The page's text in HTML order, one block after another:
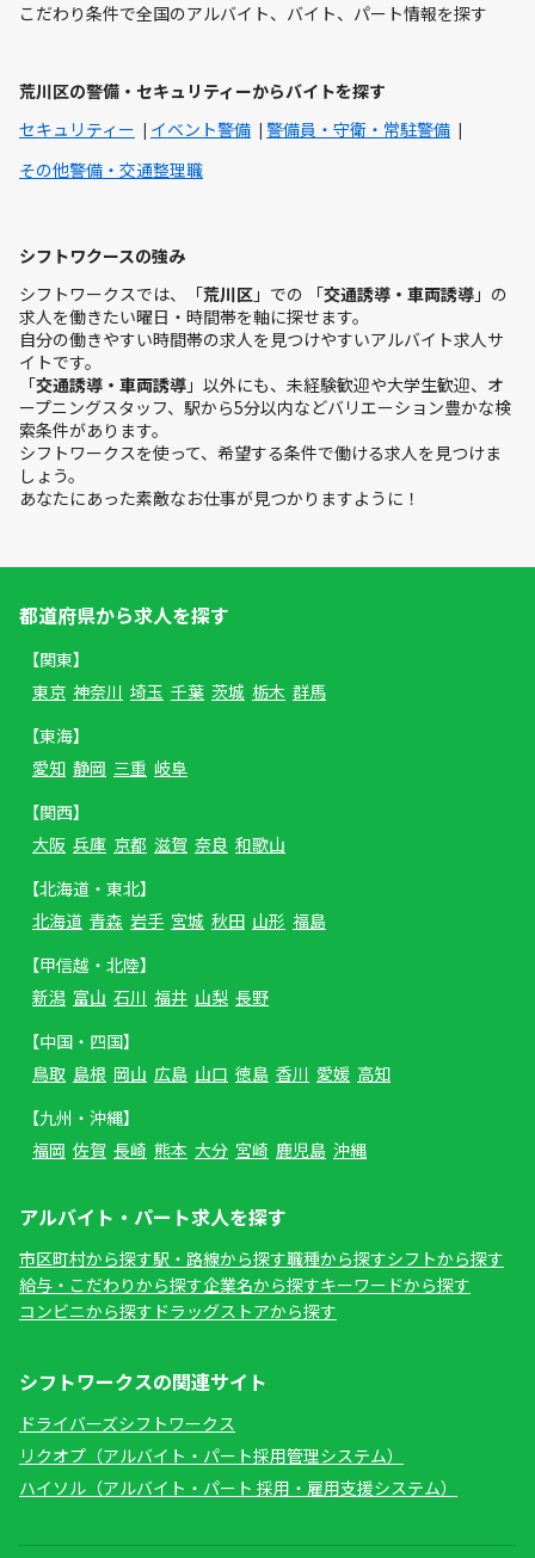
こだわり条件で全国のアルバイト、バイト、パート情報を探す
荒川区の警備・セキュリティーからバイトを探す
セキュリティー
イベント警備
警備員・守衛・常駐警備
その他警備・交通整理職
シフトワクースの強み
シフトワークスでは、「荒川区 」での 「交通誘導・車両誘導 」の
求人を働きたい曜日・時間帯を軸に探せます。
自分の働きやすい時間帯の求人を見つけやすいアルバイト求人サ
イトです。
「交通誘導・車両誘導 」以外にも、未経験歓迎や大学生歓迎、オ
ープニングスタッフ、駅から5分以内などバリエーション豊かな検
索条件があります。
シフトワークスを使って、希望する条件で働ける求人を見つけま
しょう。
あなたにあった素敵なお仕事が見つかりますように！
都道府県から求人を探す
【関東】
東京 神奈川 埼玉 千葉 茨城 栃木 群馬
【東海】
愛知 静岡 三重 岐阜
【関西】
大阪 兵庫 京都 滋賀 奈良 和歌山
【北海道・東北】
北海道 青森 岩手 宮城 秋田 山形 福島
【甲信越・北陸】
新潟 富山 石川 福井 山梨 長野
【中国・四国】
鳥取 島根 岡山 広島 山口 徳島 香川 愛媛 高知
【九州・沖縄】
福岡 佐賀 長崎 熊本 大分 宮崎 鹿児島 沖縄
アルバイト・パート求人を探す
市区町村から探す駅・路線から探す職種から探すシフトから探す
給与・こだわりから探す企業名から探すキーワードから探す
コンビニから探す ドラッグストアから探す
シフトワークスの関連サイト
ドライバーズシフトワークス
リクオプ（アルバイト・パート採用管理システム）
ハイソル（アルバイト・パート 採用・雇用支援システム）